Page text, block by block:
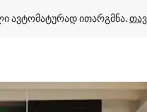
ავტომატურად ითარგმნა.